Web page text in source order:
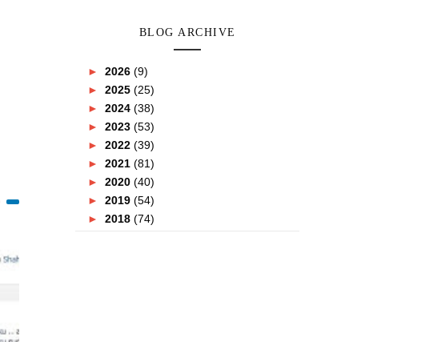
BLOG ARCHIVE
► 2026 (9)
► 2025 (25)
► 2024 (38)
► 2023 (53)
► 2022 (39)
► 2021 (81)
► 2020 (40)
► 2019 (54)
► 2018 (74)